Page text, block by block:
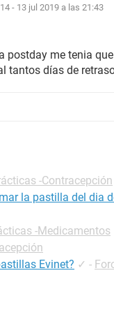
- 13 jul 2019 a las 21:43
postday me tenia
tantos días de
-Contracepción
la pastilla del dia
-Medicamentos
Evinet? ✓ -